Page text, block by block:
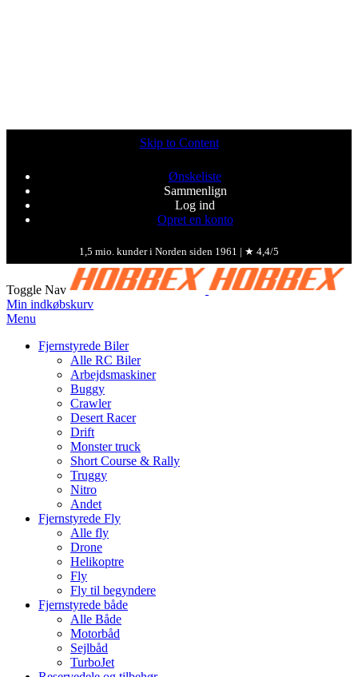
Skip to Content
Ønskeliste
Sammenlign
Log ind
Opret en konto
1,5 mio. kunder i Norden siden 1961 | ★ 4,4/5
Toggle Nav
Min indkøbskurv
Menu
Fjernstyrede Biler
Alle RC Biler
Arbejdsmaskiner
Buggy
Crawler
Desert Racer
Drift
Monster truck
Short Course & Rally
Truggy
Nitro
Andet
Fjernstyrede Fly
Alle fly
Drone
Helikoptre
Fly
Fly til begyndere
Fjernstyrede både
Alle Både
Motorbåd
Sejlbåd
TurboJet